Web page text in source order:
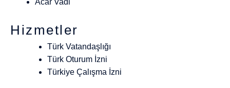
Acar Vadi
Hizmetler
Türk Vatandaşlığı
Türk Oturum İzni
Türkiye Çalışma İzni